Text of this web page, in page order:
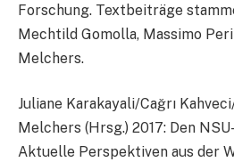
Forschung. Textbeiträge
Mechtild Gomolla, Massimo
Melchers.
Juliane Karakayali/Cağrı
Melchers (Hrsg.) 2017: Den
Aktuelle Perspektiven aus der